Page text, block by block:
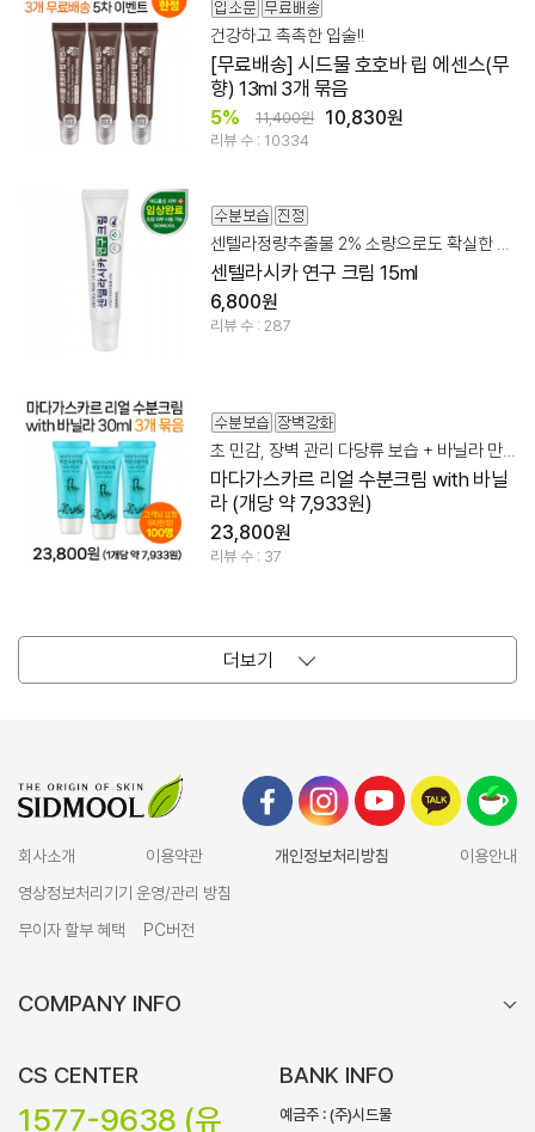
건강하고 촉촉한 입술!!
[무료배송] 시드물 호호바 립 에센스(무
향) 13ml 3개 묶음
5% 11,400원 10,830원
리뷰 수 : 10334
센텔라정량추출물 2% 소량으로도 확실한 스팟 집중 케어
센텔라시카 연구 크림 15ml
6,800원
리뷰 수 : 287
초 민감, 장벽 관리 다당류 보습 + 바닐라 만남
마다가스카르 리얼 수분크림 with 바닐
라 (개당 약 7,933원)
23,800원
리뷰 수 : 37
더보기
회사소개 이용약관 개인정보처리방침
이용안내
영상정보처리기기 운영/관리 방침
무이자 할부 혜택
PC버전
COMPANY INFO
CS CENTER
1577-9638 (유
BANK INFO
예금주 : (주)시드물